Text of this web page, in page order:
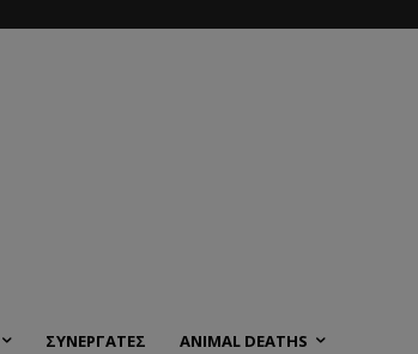
ΣΥΝΕΡΓΑΤΕΣ ANIMAL DEATHS